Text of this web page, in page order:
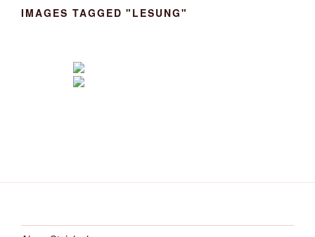
IMAGES TAGGED "LESUNG"